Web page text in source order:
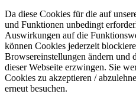
Da diese Cookies für die auf
und Funktionen unbedingt
Auswirkungen auf die
können Cookies jederzeit
Browsereinstellungen ändern und
dieser Webseite erzwingen. Sie
Cookies zu akzeptieren /
erneut besuchen.